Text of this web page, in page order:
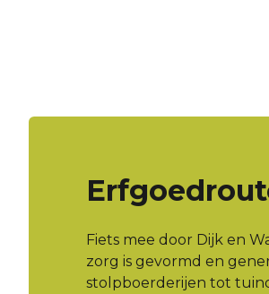
Fiets mee door Dijk en
zorg is gevormd en
stolpboerderijen tot